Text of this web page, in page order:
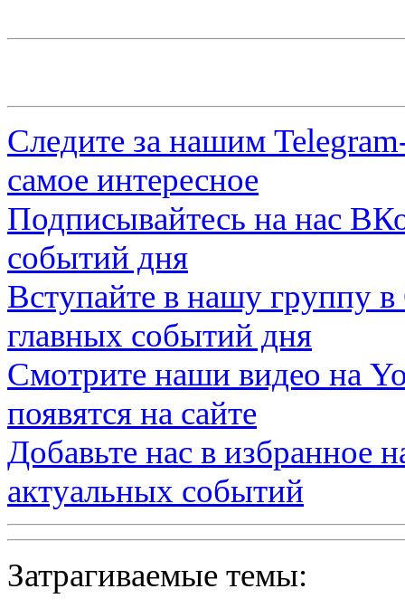
Следите за нашим
самое интересное
Подписывайтесь на нас
событий дня
Вступайте в нашу группу в
главных событий дня
Смотрите наши видео на
появятся на сайте
Добавьте нас в избранное
актуальных событий
Затрагиваемые темы: